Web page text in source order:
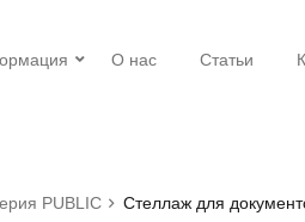
О нас Статьи
PUBLIC Стеллаж для